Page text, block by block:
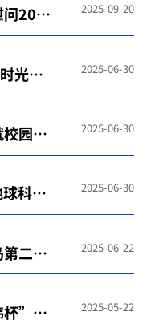
2025
2025-09-20
光里
2025-06-30
园之
2025-06-30
科学
2025-06-30
二中
学生地
2025-06-22
杯”测
2025-05-22